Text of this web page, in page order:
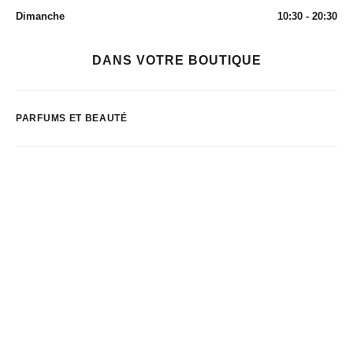
Dimanche
10:30 - 20:30
DANS VOTRE BOUTIQUE
PARFUMS ET BEAUTÉ